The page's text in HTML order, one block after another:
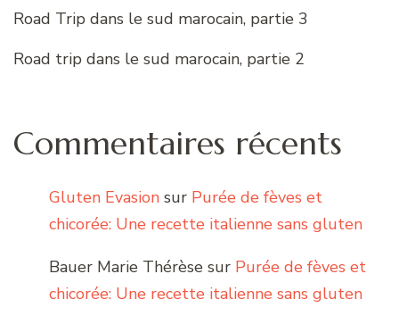
Road Trip dans le sud marocain, partie 3
Road trip dans le sud marocain, partie 2
Commentaires récents
Gluten Evasion sur Purée de fèves et
chicorée: Une recette italienne sans gluten
Bauer Marie Thérèse sur Purée de fèves et
chicorée: Une recette italienne sans gluten